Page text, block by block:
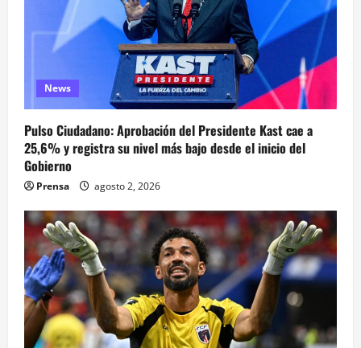
News
Pulso Ciudadano: Aprobación del Presidente Kast cae a
25,6% y registra su nivel más bajo desde el inicio del
Gobierno
Prensa agosto 2, 2026